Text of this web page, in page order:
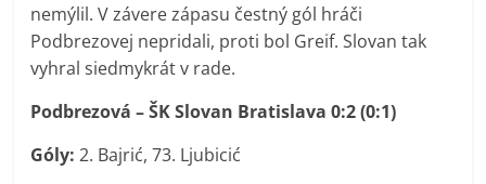
nemýlil. V závere zápasu čestný gól hráči
Podbrezovej nepridali, proti bol Greif. Slovan tak
vyhral siedmykrát v rade.
Podbrezová – ŠK Slovan Bratislava 0:2 (0:1)
Góly: 2. Bajrić, 73. Ljubicić